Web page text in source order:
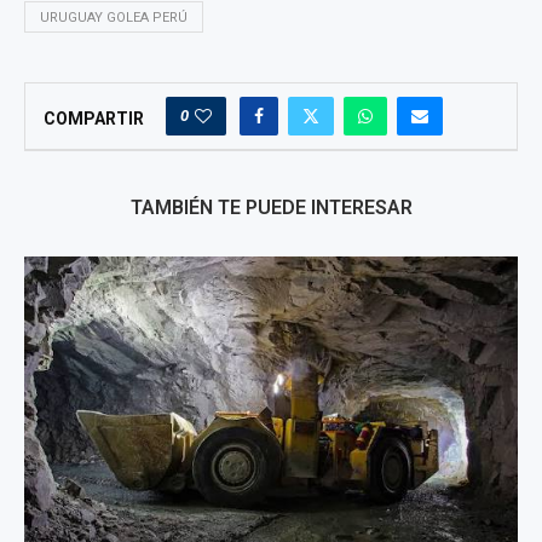
URUGUAY GOLEA PERÚ
COMPARTIR 0
TAMBIÉN TE PUEDE INTERESAR